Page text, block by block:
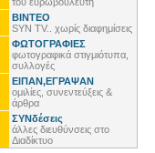
ΒΙΝΤΕΟ
SYN TV.. χωρίς διαφημίσεις
ΦΩΤΟΓΡΑΦΙΕΣ
φωτογραφικά στιγμιότυπα,
συλλογές
ΕΙΠΑΝ,ΕΓΡΑΨΑΝ
ομιλίες, συνεντεύξεις &
άρθρα
ΣΥΝδέσεις
άλλες διευθύνσεις στο
Διαδίκτυο